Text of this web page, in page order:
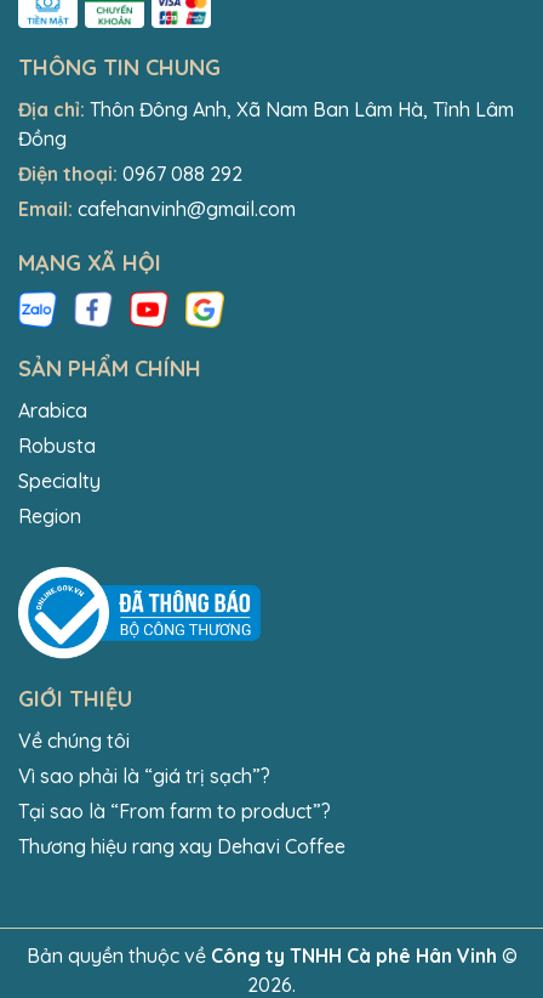
THÔNG TIN CHUNG
Địa chỉ: Thôn Đông Anh, Xã Nam Ban Lâm Hà, Tỉnh Lâm
Đồng
Điện thoại: 0967 088 292
Email: cafehanvinh@gmail.com
MẠNG XÃ HỘI
SẢN PHẨM CHÍNH
Arabica
Robusta
Specialty
Region
GIỚI THIỆU
Về chúng tôi
Vì sao phải là “giá trị sạch”?
Tại sao là “From farm to product”?
Thương hiệu rang xay Dehavi Coffee
Bản quyền thuộc về Công ty TNHH Cà phê Hân Vinh ©
2026.